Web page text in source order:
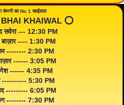
कंपनी का No 1 खाईवाल
KHAIWAL ⭕️
सवेरा --- 12:30 PM
---- 1:30 PM
-------- 2:30 PM
------ 3:05 PM
------ 4:35 PM
---------- 5:30 PM
--------- 6:05 PM
-------- 7:30 PM